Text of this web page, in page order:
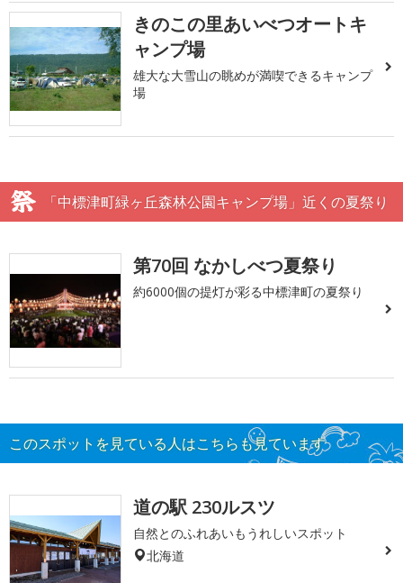
きのこの里あいべつオートキ
ャンプ場
雄大な大雪山の眺めが満喫できるキャンプ
場
「中標津町緑ヶ丘森林公園キャンプ場」近くの夏祭り
第70回 なかしべつ夏祭り
約6000個の提灯が彩る中標津町の夏祭り
このスポットを見ている人はこちらも見ています
道の駅 230ルスツ
自然とのふれあいもうれしいスポット
北海道